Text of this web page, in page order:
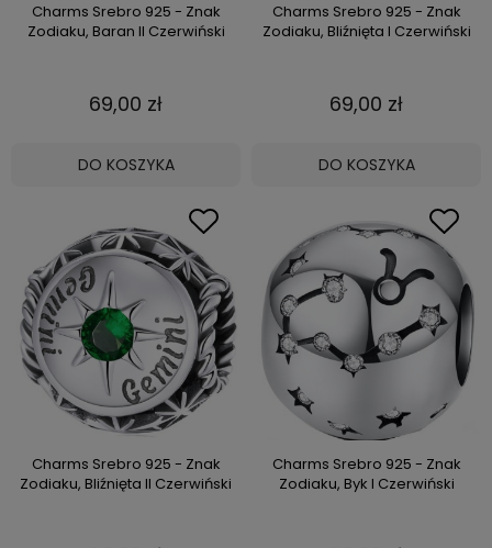
Charms Srebro 925 - Znak
Zodiaku, Baran II Czerwiński
69,00 zł
DO KOSZYKA
Charms Srebro 925 - Znak
Zodiaku, Bliźnięta I Czerwiński
69,00 zł
DO KOSZYKA
Charms Srebro 925 - Znak
Zodiaku, Bliźnięta II Czerwiński
Charms Srebro 925 - Znak
Zodiaku, Byk I Czerwiński